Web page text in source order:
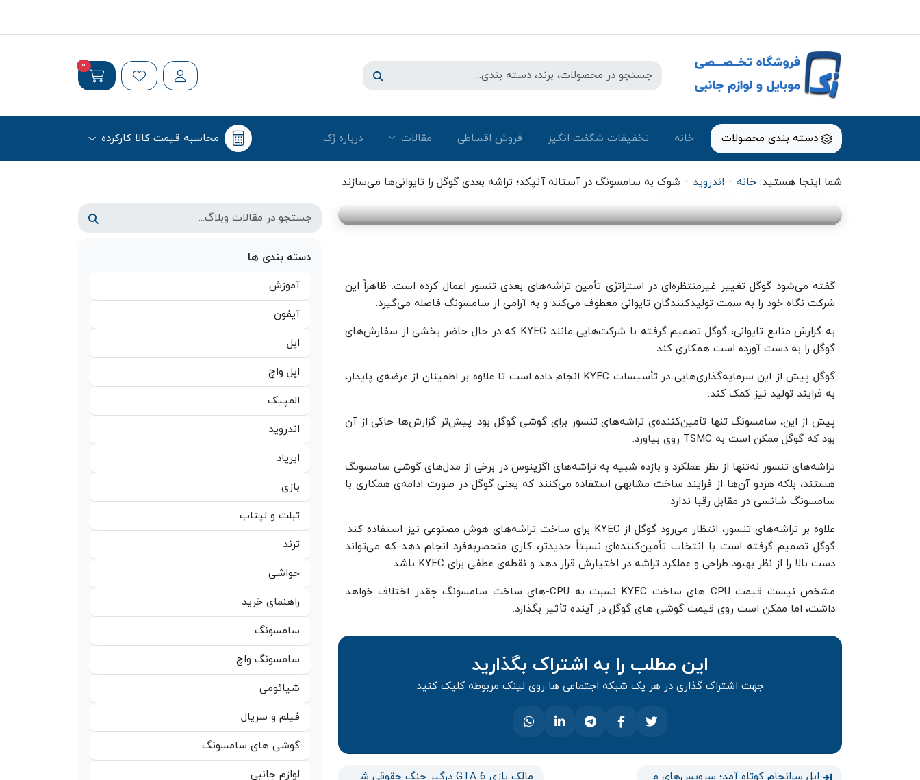
0
دسته بندی محصولات خانه تخفیفات شگفت انگیز فروش اقساطی مقالات درباره رُک‌ محاسبه قیمت کالا کارکرده
شما اینجا هستید: خانه - اندروید - شوک به سامسونگ در آستانه آنپکد؛ تراشه بعدی گوگل را تایوانی‌ها می‌سازند
شوک به سامسونگ در آستانه آنپکد؛ تراشه بعدی گوگل را تایوانی‌ها
می‌سازند
گفته می‌شود گوگل تغییر غیرمنتظره‌ای در استراتژی تأمین تراشه‌های بعدی تنسور اعمال کرده است. ظاهراً این
شرکت نگاه خود را به سمت تولیدکنندگان تایوانی معطوف می‌کند و به آرامی از سامسونگ فاصله می‌گیرد.
به گزارش منابع تایوانی، گوگل تصمیم گرفته با شرکت‌هایی مانند KYEC که در حال حاضر بخشی از سفارش‌های
گوگل را به دست آورده است همکاری کند.
گوگل پیش از این سرمایه‌گذاری‌هایی در تأسیسات KYEC انجام داده است تا علاوه بر اطمینان از عرضه‌ی پایدار،
به فرایند تولید نیز کمک کند.
پیش از این، سامسونگ تنها تأمین‌کننده‌ی تراشه‌های تنسور برای گوشی گوگل بود. پیش‌تر گزارش‌ها حاکی از آن
بود که گوگل ممکن است به TSMC روی بیاورد.
تراشه‌های تنسور نه‌تنها از نظر عملکرد و بازده شبیه به تراشه‌های اگزینوس در برخی از مدل‌های گوشی سامسونگ
هستند، بلکه هردو آن‌ها از فرایند ساخت مشابهی استفاده می‌کنند که یعنی گوگل در صورت ادامه‌ی همکاری با
سامسونگ شانسی در مقابل رقبا ندارد.
علاوه بر تراشه‌های تنسور، انتظار می‌رود گوگل از KYEC برای ساخت تراشه‌های هوش مصنوعی نیز استفاده کند.
گوگل تصمیم گرفته است با انتخاب تأمین‌کننده‌ای نسبتاً جدیدتر، کاری منحصربه‌فرد انجام دهد که می‌تواند
دست بالا را از نظر بهبود طراحی و عملکرد تراشه در اختیارش قرار دهد و نقطه‌ی عطفی برای KYEC باشد.
مشخص نیست قیمت CPU های ساخت KYEC نسبت به CPU-های ساخت سامسونگ چقدر اختلاف خواهد
داشت، اما ممکن است روی قیمت گوشی های گوگل در آینده تأثیر بگذارد.
این مطلب را به اشتراک بگذارید
جهت اشتراک گذاری در هر یک شبکه اجتماعی ها روی لینک مربوطه کلیک کنید
اپل سرانجام کوتاه آمد؛ سرویس‌های مالی متفرقه در راه اپ استور مالک بازی GTA 6 درگیر جنگ حقوقی شد
دسته بندی ها
آموزش
آیفون
اپل
اپل واچ
المپیک
اندروید
ایرپاد
بازی
تبلت و لپتاب
ترند
حواشی
راهنمای خرید
سامسونگ
سامسونگ واچ
شیائومی
فیلم و سریال
گوشی های سامسونگ
لوازم جانبی